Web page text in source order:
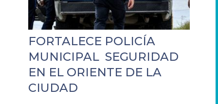
FORTALECE POLICÍA
MUNICIPAL SEGURIDAD
EN EL ORIENTE DE LA
CIUDAD